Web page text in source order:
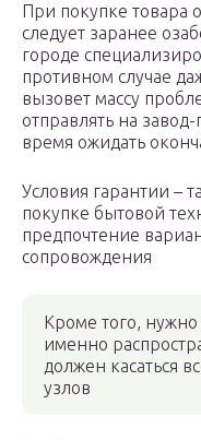
При покупке товара
следует заранее
городе
противном случае
вызовет массу
отправлять на
время ожидать
Условия гарантии –
покупке бытовой
предпочтение
сопровождения
Кроме того,
именно
должен касаться
узлов